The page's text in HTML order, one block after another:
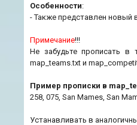
Особенности:
- Также представлен новый
Примечание!!!
Не забудьте прописать в
map_teams.txt и
Пример прописки в
258, 075, San Mames, San
Устанавливать в